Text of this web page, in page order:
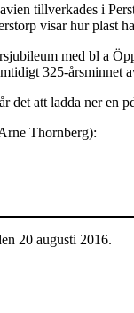
tillverkades i
visar hur plast
med bl a
325-årsminnet
det att ladda ner en
Thornberg):
20 augusti 2016.